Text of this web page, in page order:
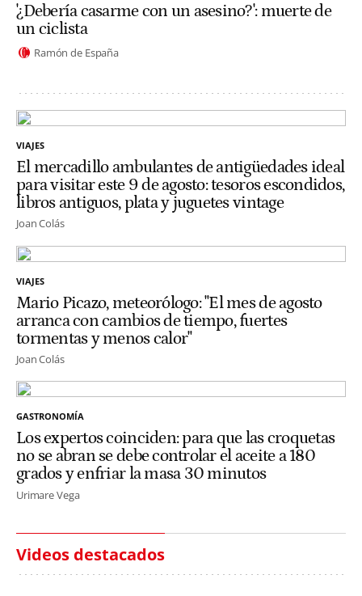
'¿Debería casarme con un asesino?': muerte de
un ciclista
Ramón de España
VIAJES
El mercadillo ambulantes de antigüedades ideal
para visitar este 9 de agosto: tesoros escondidos,
libros antiguos, plata y juguetes vintage
Joan Colás
VIAJES
Mario Picazo, meteorólogo: "El mes de agosto
arranca con cambios de tiempo, fuertes
tormentas y menos calor"
Joan Colás
GASTRONOMÍA
Los expertos coinciden: para que las croquetas
no se abran se debe controlar el aceite a 180
grados y enfriar la masa 30 minutos
Urimare Vega
Videos destacados